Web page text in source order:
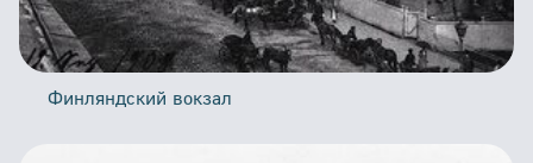
Финляндский вокзал